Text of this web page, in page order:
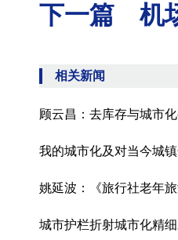
下一篇 机
相关新闻
顾云昌：去库存与城市
我的城市化及对当今城
姚延波：《旅行社老年
城市护栏折射城市化精